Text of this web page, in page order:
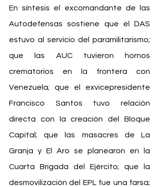
En síntesis el excomandante de las
Autodefensas sostiene que el DAS
estuvo al servicio del paramilitarismo;
que las AUC tuvieron hornos
crematorios en la frontera con
Venezuela; que el exvicepresidente
Francisco Santos tuvo relación
directa con la creación del Bloque
Capital; que las masacres de La
Granja y El Aro se planearon en la
Cuarta Brigada del Ejército; que la
desmovilización del EPL fue una farsa;